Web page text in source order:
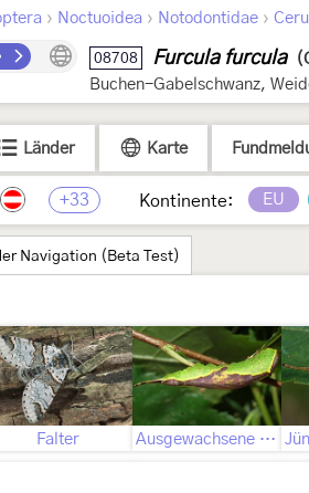
› Noctuoidea › Notodontidae ›
08708 Furcula furcula
Buchen-Gabelschwanz,
Länder Karte
+33 Kontinente: EU
Navigation (Beta Test)
Falter Ausgewachsene Raupe